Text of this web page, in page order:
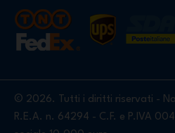
© 2026. Tutti i diritti riservati -
R.E.A. n. 64294 - C.F. e P.IVA